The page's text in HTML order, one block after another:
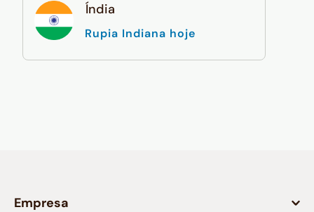
Índia
Rupia Indiana hoje
Empresa